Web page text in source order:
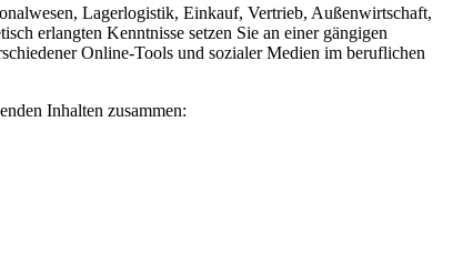
Lagerlogistik, Einkauf, Vertrieb, Außenwirtschaft,
erlangten Kenntnisse setzen Sie an einer gängigen
Online-Tools und sozialer Medien im beruflichen
Inhalten zusammen: